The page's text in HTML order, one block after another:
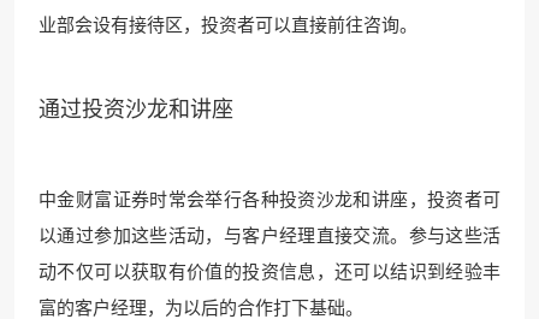
业部会设有接待区，投资者可以直接前往咨询。
通过投资沙龙和讲座
中金财富证券时常会举行各种投资沙龙和讲座，投资者可
以通过参加这些活动，与客户经理直接交流。参与这些活
动不仅可以获取有价值的投资信息，还可以结识到经验丰
富的客户经理，为以后的合作打下基础。